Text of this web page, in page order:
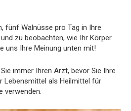
fünf Walnüsse pro Tag in Ihre
zu beobachten, wie Ihr Körper
uns Ihre Meinung unten mit!
immer Ihren Arzt, bevor Sie Ihre
Lebensmittel als Heilmittel für
verwenden.